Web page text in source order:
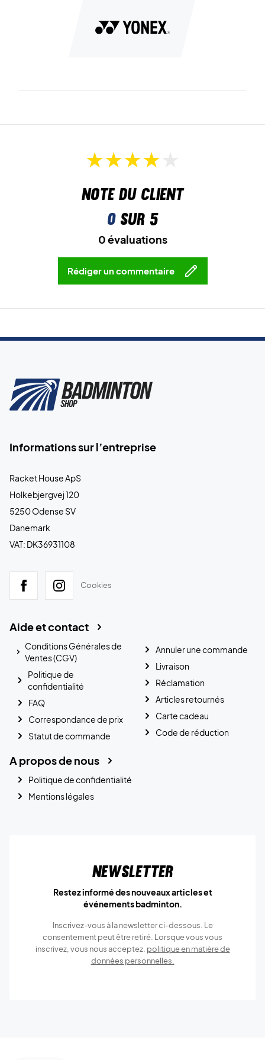
améliore le confort lors des mouvements rapides et des
changements de direction.
toutes les directions.
Women Indigo dès aujourd’hui !
Note du client
0sur 5
0 évaluations
Rédiger un commentaire
Informations sur l’entreprise
Racket House ApS
Holkebjergvej 120
5250 Odense SV
Danemark
VAT: DK36931108
Cookies
Aide et contact
Conditions Générales de
Ventes (CGV)
Politique de
confidentialité
FAQ
Correspondance de prix
Statut de commande
Annuler une commande
Livraison
Réclamation
Articles retournés
Carte cadeau
Code de réduction
A propos de nous
Politique de confidentialité
Mentions légales
Newsletter
Restez informé des nouveaux articles et
événements badminton.
Inscrivez-vous à la newsletter ci-dessous. Le
consentement peut être retiré. Lorsque vous vous
inscrivez, vous nous acceptez. politique en matière de
données personnelles.